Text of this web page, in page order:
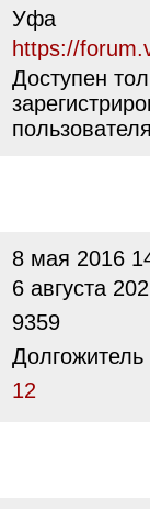
Уфа
https://
Доступен
8 мая 2016
6 августа
9359
12